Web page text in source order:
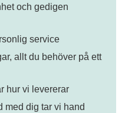
och gedigen
service
allt du behöver på ett
hur vi levererar
med dig tar vi hand